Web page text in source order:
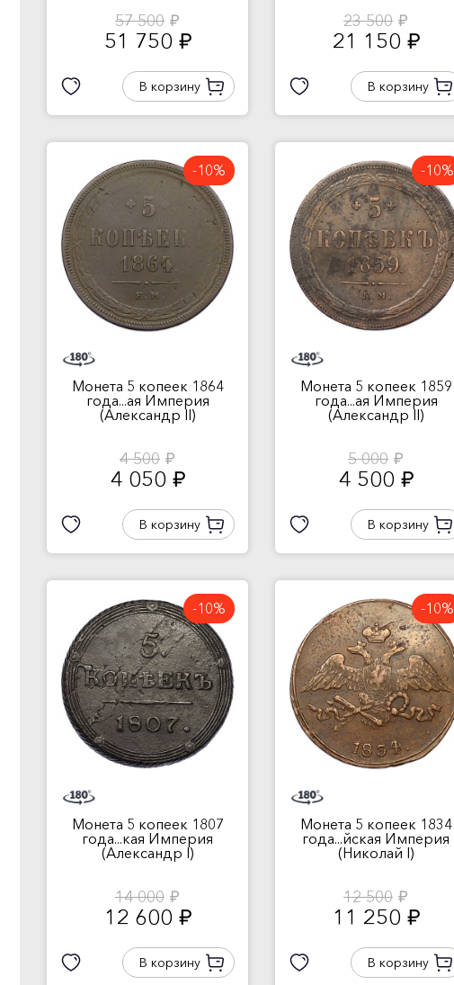
57 500 руб.
51 750 руб.
В корзину
23 500 руб.
21 150 руб.
В корзину
-10%
Монета 5 копеек 1864
года...ая Империя
(Александр II)
4 500 руб.
4 050 руб.
В корзину
-10%
Монета 5 копеек 1859
года...ая Империя
(Александр II)
5 000 руб.
4 500 руб.
В корзину
-10%
Монета 5 копеек 1807
года...кая Империя
(Александр I)
14 000 руб.
12 600 руб.
В корзину
-10%
Монета 5 копеек 1834
года...йская Империя
(Николай I)
12 500 руб.
11 250 руб.
В корзину